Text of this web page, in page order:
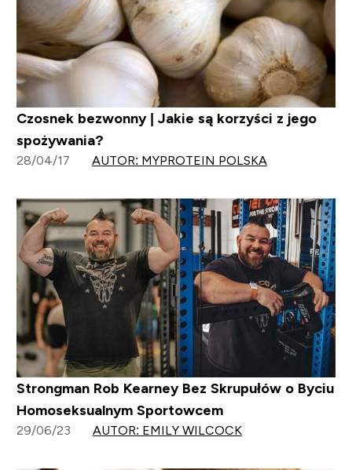
Czosnek bezwonny | Jakie są korzyści z jego
spożywania?
28/04/17 AUTOR: MYPROTEIN POLSKA
Strongman Rob Kearney Bez Skrupułów o Byciu
Homoseksualnym Sportowcem
29/06/23 AUTOR: EMILY WILCOCK